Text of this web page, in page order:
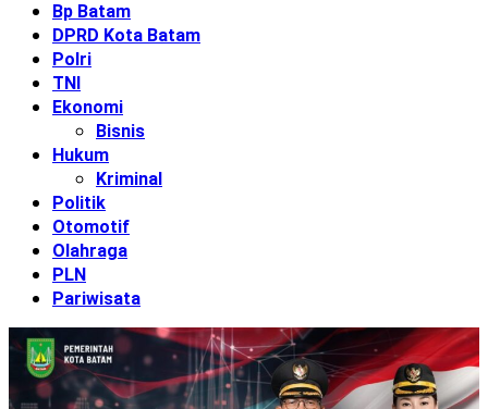
Bp Batam
DPRD Kota Batam
Polri
TNI
Ekonomi
Bisnis
Hukum
Kriminal
Politik
Otomotif
Olahraga
PLN
Pariwisata